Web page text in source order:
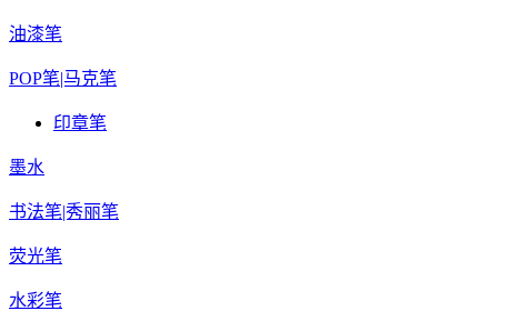
油漆笔
POP笔|马克笔
印章笔
墨水
书法笔|秀丽笔
荧光笔
水彩笔